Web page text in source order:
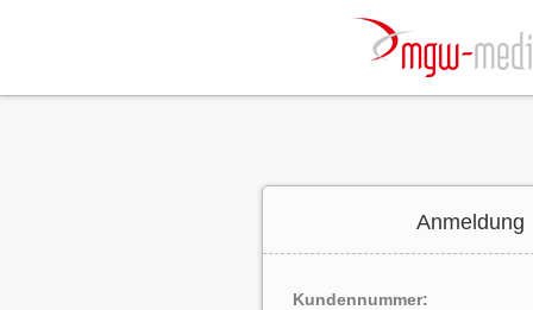
Anmeldung
Kundennummer: